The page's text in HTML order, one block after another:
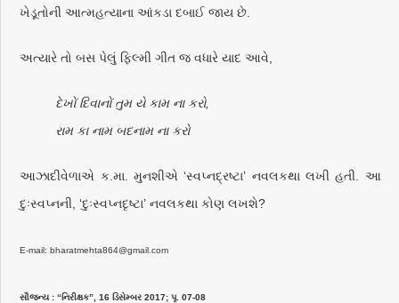
ખેડૂતોની આત્મહત્યાના આંકડા દબાઈ જાય છે.
અત્યારે તો બસ પેલું ફિલ્મી ગીત જ વધારે યાદ આવે,
દેખોં દિવાનોં તુમ યે કામ ના કરો,
રામ કા નામ બદનામ ના કરો
આઝાદીવેળાએ ક.મા. મુનશીએ ‘સ્વપ્નદ્રષ્ટા’ નવલકથા લખી હતી. આ
દુઃસ્વપ્નની, ‘દુઃસ્વપ્નદૃષ્ટા’ નવલકથા કોણ લખશે?
E-mail: bharatmehta864@gmail.com
સૌજન્ય : “નિરીક્ષક”, 16 ડિસેમ્બર 2017; પૃ. 07-08